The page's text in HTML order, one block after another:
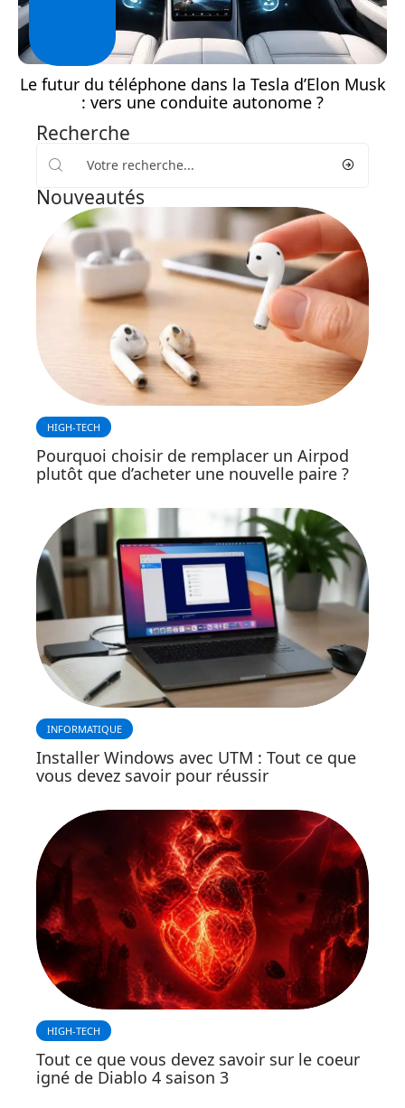
Le futur du téléphone dans la Tesla d’Elon Musk
: vers une conduite autonome ?
Recherche
Nouveautés
HIGH-TECH
Pourquoi choisir de remplacer un Airpod
plutôt que d’acheter une nouvelle paire ?
INFORMATIQUE
Installer Windows avec UTM : Tout ce que
vous devez savoir pour réussir
HIGH-TECH
Tout ce que vous devez savoir sur le coeur
igné de Diablo 4 saison 3